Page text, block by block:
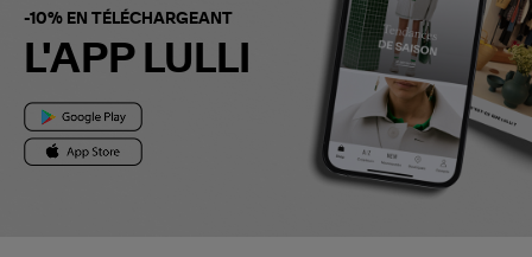
-10% EN TÉLÉCHARGEANT
L'APP LULLI